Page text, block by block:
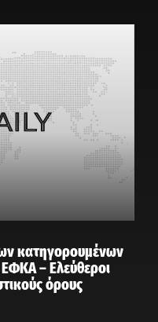
κατηγορουμένων
– Ελεύθεροι
όρους